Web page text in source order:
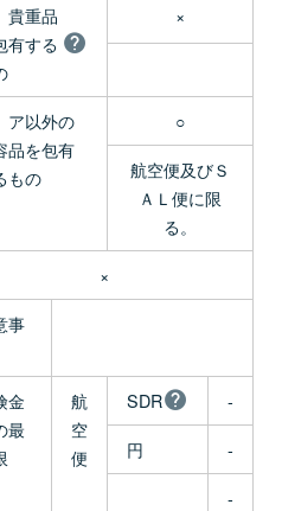
重品
有する
×
以外の
品を包有
もの
○
航空便及びＳ
ＡＬ便に限
る。
×
事
金
最
航
空
便
SDR
-
円
-
-